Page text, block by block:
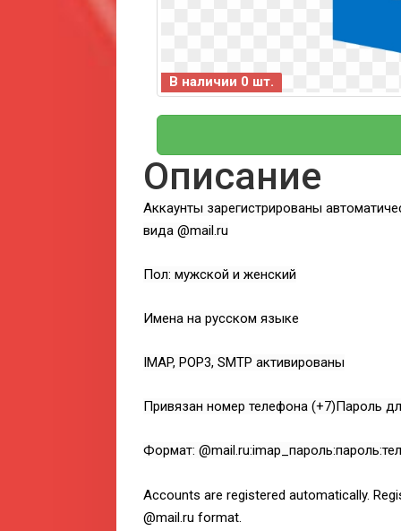
В наличии 0 шт.
Описание
Аккаунты зарегистрированы
вида @mail.ru
Пол: мужской и женский
Имена на русском языке
IMAP, POP3, SMTP активированы
Привязан номер телефона (+7)Пароль
Формат:
Accounts are registered automatically.
@mail.ru format.